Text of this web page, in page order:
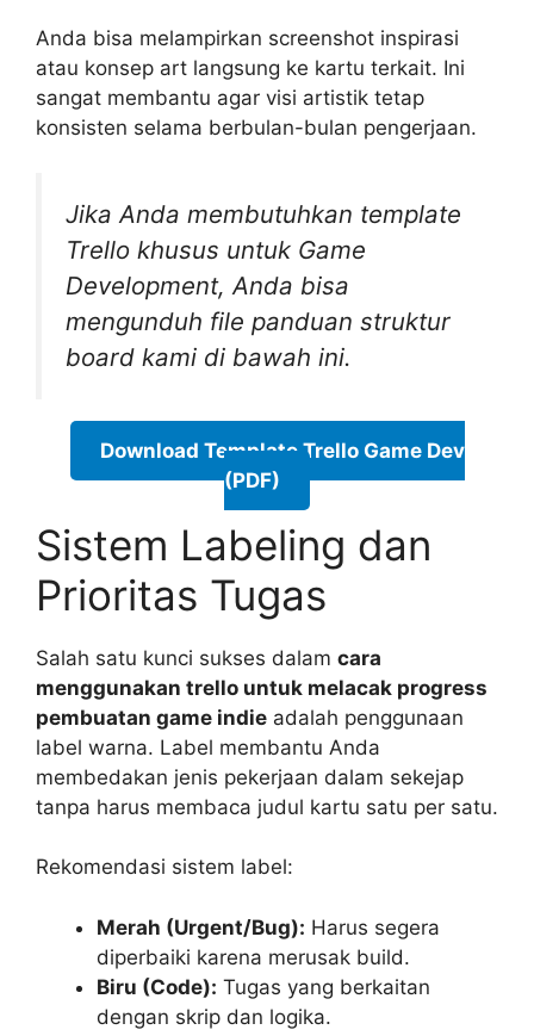
Anda bisa melampirkan screenshot inspirasi
atau konsep art langsung ke kartu terkait. Ini
sangat membantu agar visi artistik tetap
konsisten selama berbulan-bulan pengerjaan.
Jika Anda membutuhkan template
Trello khusus untuk Game
Development, Anda bisa
mengunduh file panduan struktur
board kami di bawah ini.
Download Template Trello Game Dev
(PDF)
Sistem Labeling dan
Prioritas Tugas
Salah satu kunci sukses dalam cara
menggunakan trello untuk melacak progress
pembuatan game indie adalah penggunaan
label warna. Label membantu Anda
membedakan jenis pekerjaan dalam sekejap
tanpa harus membaca judul kartu satu per satu.
Rekomendasi sistem label:
Merah (Urgent/Bug): Harus segera
diperbaiki karena merusak build.
Biru (Code): Tugas yang berkaitan
dengan skrip dan logika.